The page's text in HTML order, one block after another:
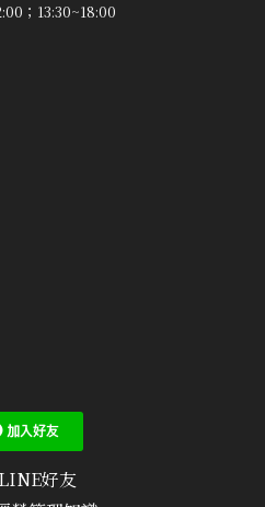
；13:30~18:00
好友